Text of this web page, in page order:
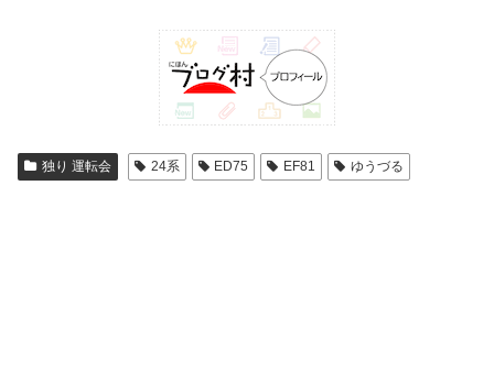
独り 運転会 24系 ED75 EF81 ゆうづる